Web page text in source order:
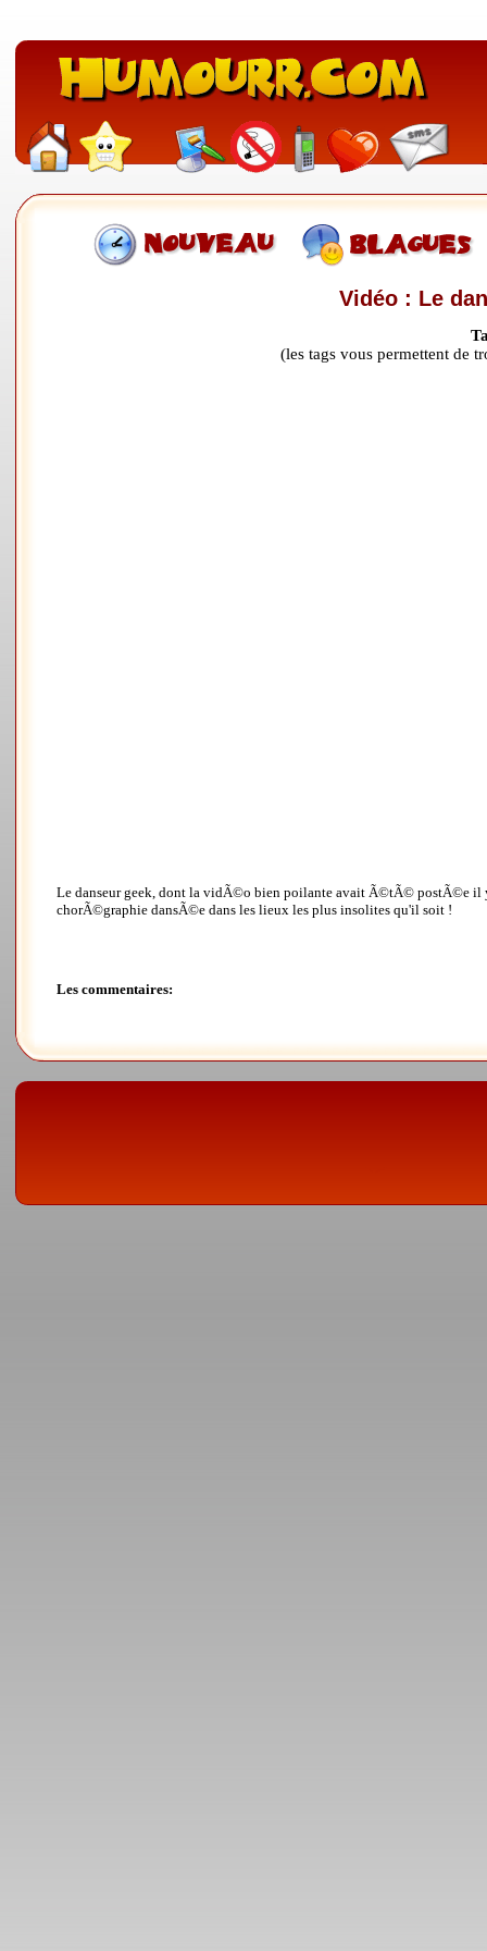
Vidéo : Le
(les tags vous permettent de
Le danseur geek, dont la vidÃ©o bien poilante avait Ã©tÃ© postÃ©e il y
chorÃ©graphie dansÃ©e dans les lieux les plus insolites qu'il soit !
Les commentaires: